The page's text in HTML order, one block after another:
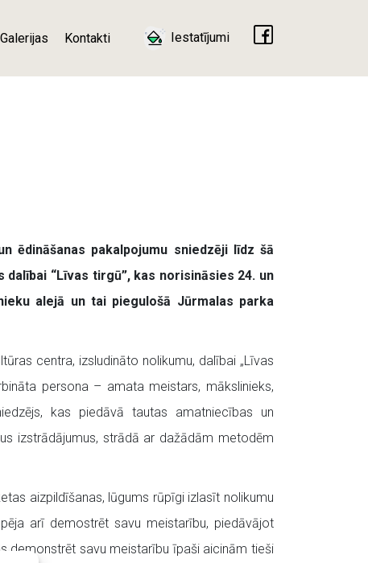
Galerijas Kontakti Iestatījumi
ēdināšanas pakalpojumu sniedzēji līdz šā
“Līvas tirgū”, kas norisināsies 24. un
alejā un tai piegulošā Jūrmalas parka
centra, izsludināto nolikumu, dalībai „Līvas
persona – amata meistars, mākslinieks,
kas piedāvā tautas amatniecības un
izstrādājumus, strādā ar dažādām metodēm
aizpildīšanas, lūgums rūpīgi izlasīt nolikumu
arī demostrēt savu meistarību, piedāvājot
demonstrēt savu meistarību īpaši aicinām tieši